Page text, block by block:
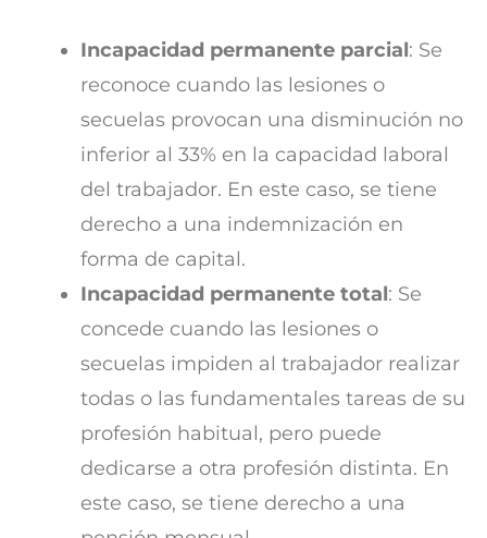
Incapacidad permanente parcial: Se
reconoce cuando las lesiones o
secuelas provocan una disminución no
inferior al 33% en la capacidad laboral
del trabajador. En este caso, se tiene
derecho a una indemnización en
forma de capital.
Incapacidad permanente total: Se
concede cuando las lesiones o
secuelas impiden al trabajador realizar
todas o las fundamentales tareas de su
profesión habitual, pero puede
dedicarse a otra profesión distinta. En
este caso, se tiene derecho a una